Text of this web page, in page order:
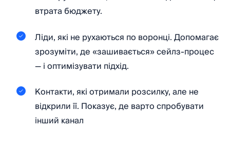
втрата бюджету.
Ліди, які не рухаються по воронці. Допомагає
зрозуміти, де «зашивається» сейлз-процес
— і оптимізувати підхід.
Контакти, які отримали розсилку, але не
відкрили її. Показує, де варто спробувати
інший канал